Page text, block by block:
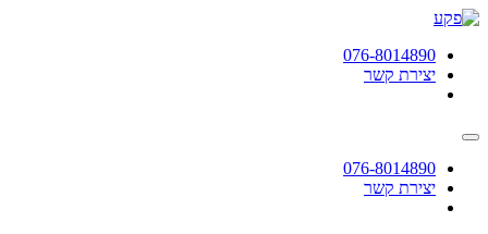
תחילתו
אינטרנט,
לחץ
כדי
לאזור
תוכן
מרכזי
076-8014890
יצירת קשר
076-8014890
יצירת קשר